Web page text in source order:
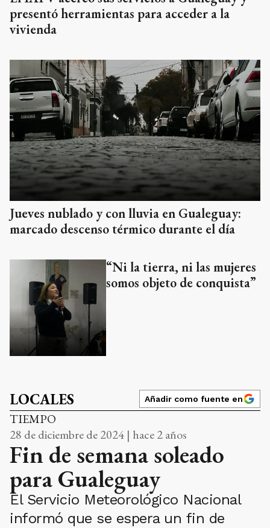
presentó herramientas para acceder a la
vivienda
Jueves nublado y con lluvia en Gualeguay:
marcado descenso térmico durante el día
“Ni la tierra, ni las mujeres
somos objeto de conquista”
LOCALES Añadir como fuente en
TIEMPO
28 de diciembre de 2024 | hace 2 años
Fin de semana soleado
para Gualeguay
El Servicio Meteorológico Nacional
informó que se espera un fin de